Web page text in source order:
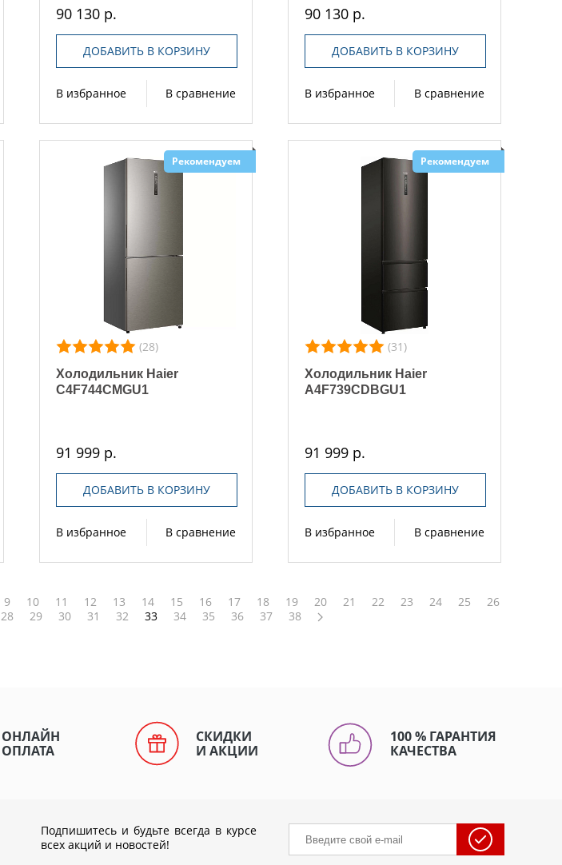
90 130 р.
ДОБАВИТЬ В КОРЗИНУ
В избранное В сравнение
90 130 р.
ДОБАВИТЬ В КОРЗИНУ
В избранное В сравнение
Рекомендуем
(28)
Холодильник Haier
C4F744CMGU1
91 999 р.
ДОБАВИТЬ В КОРЗИНУ
В избранное В сравнение
Рекомендуем
(31)
Холодильник Haier
A4F739CDBGU1
91 999 р.
ДОБАВИТЬ В КОРЗИНУ
В избранное В сравнение
9 10 11 12 13 14 15 16 17 18 19 20 21 22 23 24 25
26
28 29 30 31 32 33 34 35 36 37 38
ОНЛАЙН
ОПЛАТА
СКИДКИ
И АКЦИИ
100 % ГАРАНТИЯ
КАЧЕСТВА
Подпишитесь и будьте всегда в курсе
всех акций и новостей!